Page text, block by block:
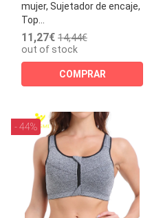
mujer, Sujetador de encaje,
Top...
11,27€ 14,44€
out of stock
COMPRAR
- 44%